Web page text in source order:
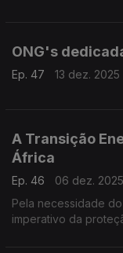
ONG's
Ep. 47 13 dez. 2025
A Transição
África
Ep. 46
06 dez. 2025
Pela necessidade
imperativo da